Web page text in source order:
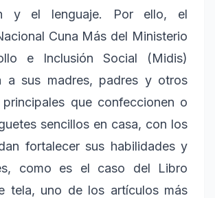
y el lenguaje. Por ello, el
Cuna Más del Ministerio
e Inclusión Social (Midis)
a sus madres, padres y otros
principales que confeccionen o
sencillos en casa, con los
fortalecer sus habilidades y
como es el caso del Libro
tela, uno de los artículos más